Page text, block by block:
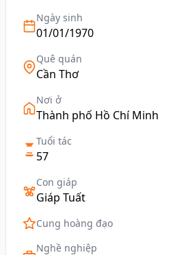
Ngày sinh
01/01/1970
Quê quán
Cần Thơ
Nơi ở
Thành phố Hồ Chí Minh
Tuổi tác
57
Con giáp
Giáp Tuất
Cung hoàng đạo
Nghề nghiệp